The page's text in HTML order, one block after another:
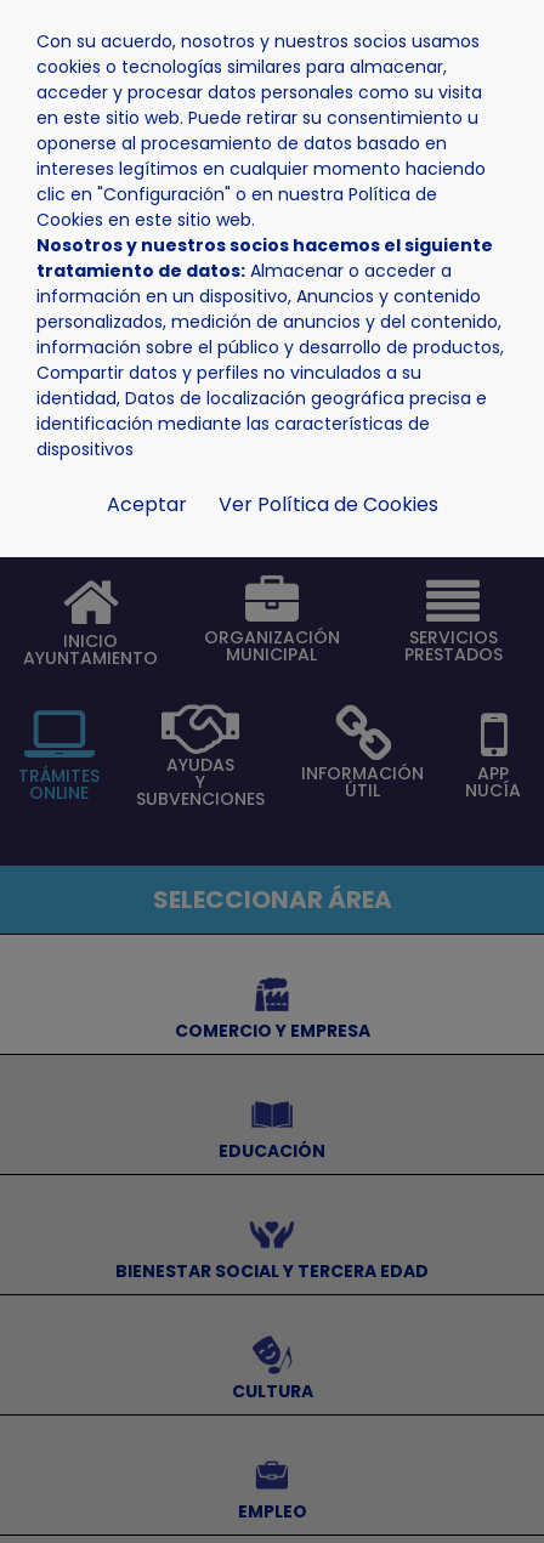
Con su acuerdo, nosotros y nuestros socios usamos
cookies o tecnologías similares para almacenar,
acceder y procesar datos personales como su visita
en este sitio web. Puede retirar su consentimiento u
oponerse al procesamiento de datos basado en
intereses legítimos en cualquier momento haciendo
clic en "Configuración" o en nuestra Política de
Cookies en este sitio web.
Nosotros y nuestros socios hacemos el siguiente
tratamiento de datos: Almacenar o acceder a
información en un dispositivo, Anuncios y contenido
personalizados, medición de anuncios y del contenido,
información sobre el público y desarrollo de productos,
Compartir datos y perfiles no vinculados a su
identidad, Datos de localización geográfica precisa e
identificación mediante las características de
dispositivos
Aceptar Ver Política de Cookies
Inicio Ayuntamiento Trámites
Trámites
INICIO
AYUNTAMIENTO
ORGANIZACIÓN
MUNICIPAL
SERVICIOS
PRESTADOS
TRÁMITES
ONLINE
AYUDAS
Y
SUBVENCIONES
INFORMACIÓN
ÚTIL
APP
NUCÍA
SELECCIONAR ÁREA
COMERCIO Y EMPRESA
EDUCACIÓN
BIENESTAR SOCIAL Y TERCERA EDAD
CULTURA
EMPLEO